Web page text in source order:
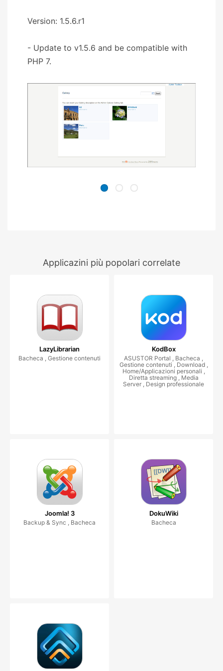
Version: 1.5.6.r1
- Update to v1.5.6 and be compatible with
PHP 7.
Applicazini più popolari correlate
LazyLibrarian
Bacheca , Gestione contenuti
KodBox
ASUSTOR Portal , Bacheca ,
Gestione contenuti , Download ,
Home/Applicazioni personali ,
Diretta streaming , Media
Server , Design professionale
Joomla! 3
Backup & Sync , Bacheca
DokuWiki
Bacheca